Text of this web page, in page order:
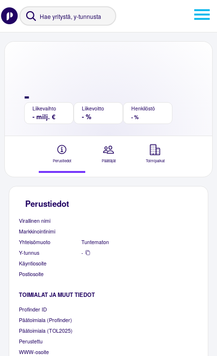
-
Liikevaihto
- milj. €
Liikevoitto
- %
Henkilöstö
- %
Perustiedot Päättäjät Toimipaikat
Perustiedot
Virallinen nimi
Markkinointinimi
Yhteisömuoto
Tuntematon
Y-tunnus
-
Käyntiosoite
Postiosoite
TOIMIALAT JA MUUT TIEDOT
Profinder ID
Päätoimiala (Profinder)
Päätoimiala (TOL2025)
Perustettu
WWW-osoite